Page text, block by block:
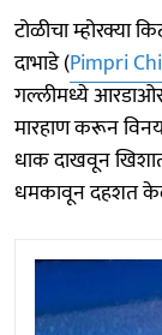
टोळीचा म्होरक्या
दाभाडे (Pimpri
गल्लीमध्ये
मारहाण करून
धाक दाखवून
धमकावून दहशत